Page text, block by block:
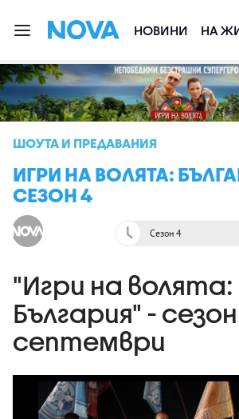
НОВИНИ НА
ШОУТА И ПРЕДАВАНИЯ
ИГРИ НА ВОЛЯТА:
СЕЗОН 4
Сезон 4
"Игри на волята:
България" -
септември